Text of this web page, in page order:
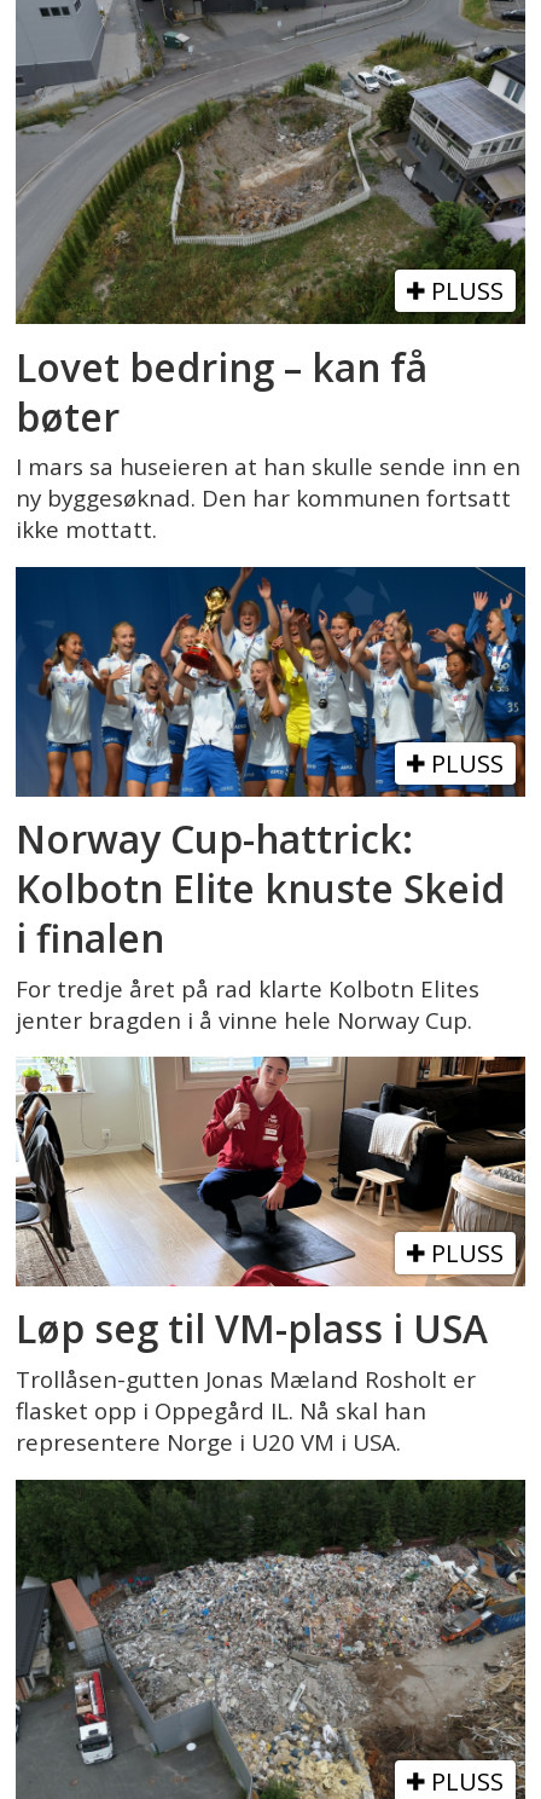
PLUSS
Lovet bedring – kan få
bøter
I mars sa huseieren at han skulle sende inn en
ny byggesøknad. Den har kommunen fortsatt
ikke mottatt.
PLUSS
Norway Cup-hattrick:
Kolbotn Elite knuste Skeid
i finalen
For tredje året på rad klarte Kolbotn Elites
jenter bragden i å vinne hele Norway Cup.
PLUSS
Løp seg til VM-plass i USA
Trollåsen-gutten Jonas Mæland Rosholt er
flasket opp i Oppegård IL. Nå skal han
representere Norge i U20 VM i USA.
PLUSS